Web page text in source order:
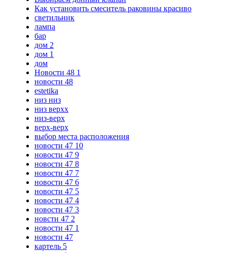
Как установить смеситель раковины красиво
светильник
лампа
бар
дом 2
дом 1
дом
Новости 48 1
новости 48
estetika
низ низ
низ верхх
низ-верх
верх-верх
выбор места расположения
новости 47 10
новости 47 9
новости 47 8
новости 47 7
новости 47 6
новости 47 5
новости 47 4
новости 47 3
новсти 47 2
новости 47 1
новости 47
картель 5